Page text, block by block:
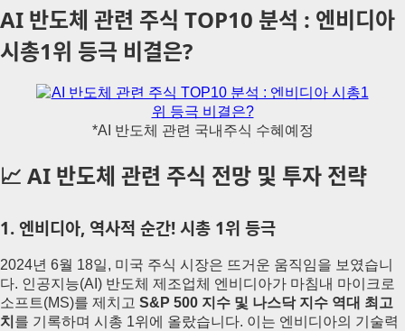
AI 반도체 관련 주식 TOP10 분석 : 엔비디아
시총1위 등극 비결은?
*AI 반도체 관련 국내주식 수혜예정
📈 AI 반도체 관련 주식 전망 및 투자 전략
1. 엔비디아, 역사적 순간! 시총 1위 등극
2024년 6월 18일, 미국 주식 시장은 뜨거운 움직임을 보였습니
다. 인공지능(AI) 반도체 제조업체 엔비디아가 마침내 마이크로
소프트(MS)를 제치고 S&P 500 지수 및 나스닥 지수 역대 최고
치 를 기록하며 시총 1위에 올랐습니다. 이는 엔비디아의 기술력